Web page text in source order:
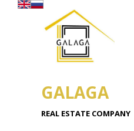
GALAGA
REAL ESTATE COMPANY